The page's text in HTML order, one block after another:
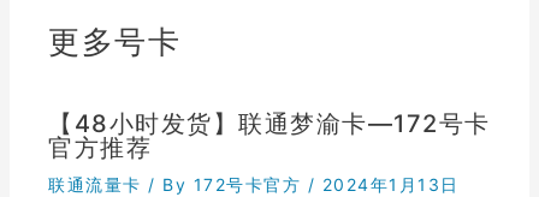
更多号卡
【48小时发货】联通梦渝卡—172号卡
官方推荐
联通流量卡 / By 172号卡官方 / 2024年1月13日